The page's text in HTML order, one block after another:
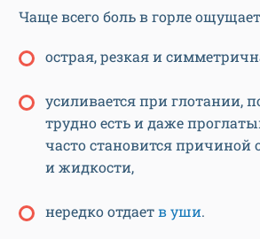
Чаще всего боль в горле
острая, резкая и
усиливается при глотании,
трудно есть и даже
часто становится причиной
и жидкости,
нередко отдаетв уши.